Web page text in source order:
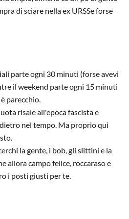
di sciare nella ex URSSe forse
parte ogni 30 minuti (forse avevi
il weekend parte ogni 15 minuti
parecchio.
risale all'epoca fascista e
nel tempo. Ma proprio qui
la gente, i bob, gli slittini e la
allora campo felice, roccaraso e
i posti giusti per te.